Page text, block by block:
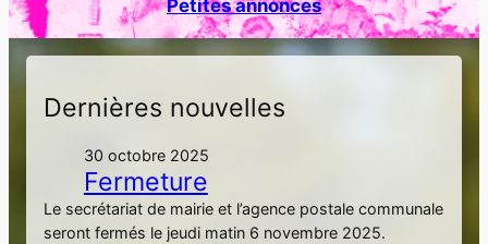
h
e
r
Petites annonces
Dernières nouvelles
30 octobre 2025
Fermeture
Le secrétariat de mairie et l’agence postale communale
seront fermés le jeudi matin 6 novembre 2025.